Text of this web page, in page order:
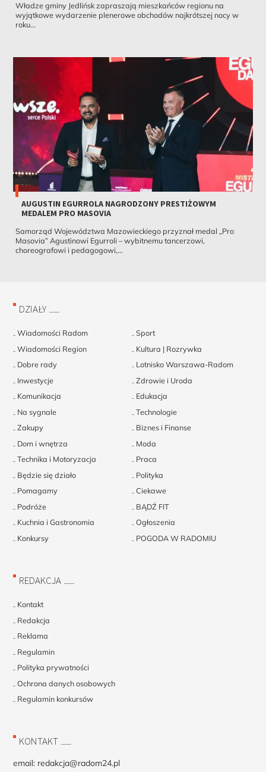
Władze gminy Jedlińsk zapraszają mieszkańców regionu na
wyjątkowe wydarzenie plenerowe obchodów najkrótszej nocy w
roku...
AUGUSTIN EGURROLA NAGRODZONY PRESTIŻOWYM
MEDALEM PRO MASOVIA
Samorząd Województwa Mazowieckiego przyznał medal „Pro
Masovia” Agustinowi Egurroli – wybitnemu tancerzowi,
choreografowi i pedagogowi,...
DZIAŁY
Wiadomości Radom
Sport
Wiadomości Region
Kultura | Rozrywka
Dobre rady
Lotnisko Warszawa-Radom
Inwestycje
Zdrowie i Uroda
Komunikacja
Edukacja
Na sygnale
Technologie
Zakupy
Biznes i Finanse
Dom i wnętrza
Moda
Technika i Motoryzacja
Praca
Będzie się działo
Polityka
Pomagamy
Ciekawe
Podróże
BĄDŹ FIT
Kuchnia i Gastronomia
Ogłoszenia
Konkursy
POGODA W RADOMIU
REDAKCJA
Kontakt
Redakcja
Reklama
Regulamin
Polityka prywatności
Ochrona danych osobowych
Regulamin konkursów
KONTAKT
email: redakcja@radom24.pl